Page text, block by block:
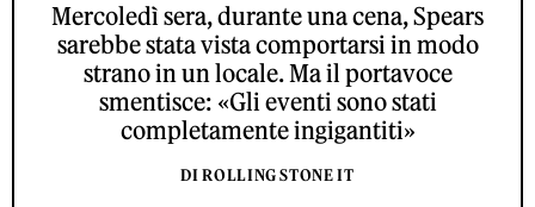
Mercoledì sera, durante una cena, Spears
sarebbe stata vista comportarsi in modo
strano in un locale. Ma il portavoce
smentisce: «Gli eventi sono stati
completamente ingigantiti»
DI ROLLING STONE IT